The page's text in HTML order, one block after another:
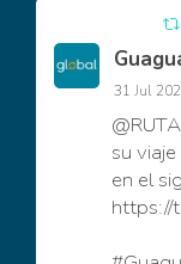
31 Jul
su
en el
https://